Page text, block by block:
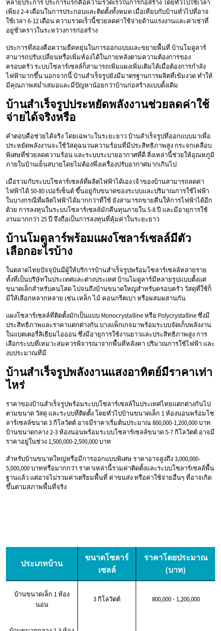
หลายประการ ประการแรกคือความรวดเร็วในการก่อสร้าง โดยทั่วไปใช้เวลา
เพียง 2-4 เดือนในการประกอบและติดตั้งทั้งหมด เมื่อเทียบกับบ้านทั่วไปที่อาจ
ใช้เวลา 6-12 เดือน ความรวดเร็วนี้ช่วยลดค่าใช้จ่ายด้านแรงงานและค่าเช่าที่
อยู่ชั่วคราวในระหว่างการก่อสร้าง
ประการที่สองคือความยืดหยุ่นในการออกแบบและขยายพื้นที่ บ้านโมดูลาร์
สามารถปรับเปลี่ยนหรือเพิ่มห้องได้ในภายหลังตามความต้องการของ
ครอบครัว ระบบโซลาร์เซลล์ก็สามารถเพิ่มแผงเพิ่มเติมได้เมื่อต้องการกำลัง
ไฟฟ้ามากขึ้น นอกจากนี้ บ้านสำเร็จรูปยังมีมาตรฐานการผลิตที่เข้มงวด ทำให้
มีคุณภาพสม่ำเสมอและมีปัญหาน้อยกว่าบ้านก่อสร้างแบบดั้งเดิม
บ้านสำเร็จรูปประหยัดพลังงานช่วยลดค่าใช้
จ่ายได้จริงหรือ
คำตอบคือช่วยได้จริง โดยเฉพาะในระยะยาว บ้านสำเร็จรูปที่ออกแบบมาเพื่อ
ประหยัดพลังงานจะใช้วัสดุฉนวนความร้อนที่มีประสิทธิภาพสูง กระจกเคลือบ
พิเศษที่ช่วยลดความร้อน และระบบระบายอากาศที่ดี สิ่งเหล่านี้ช่วยให้อุณหภูมิ
ภายในบ้านเย็นสบายโดยไม่ต้องพึ่งเครื่องปรับอากาศมากเกินไป
เมื่อรวมกับระบบโซลาร์เซลล์ที่ผลิตไฟฟ้าได้เอง เจ้าของบ้านสามารถลดค่า
ไฟฟ้าได้ 50-80 เปอร์เซ็นต์ ขึ้นอยู่กับขนาดของระบบและปริมาณการใช้ไฟฟ้า
ในบางกรณีที่ผลิตไฟฟ้าได้มากกว่าที่ใช้ ยังสามารถขายคืนให้การไฟฟ้าได้อีก
ด้วย การลงทุนในระบบโซลาร์เซลล์มักคืนทุนภายใน 5-8 ปี และมีอายุการใช้
งานมากกว่า 25 ปี จึงถือเป็นการลงทุนที่คุ้มค่าในระยะยาว
บ้านโมดูลาร์พร้อมแผงโซลาร์เซลล์มีตัว
เลือกอะไรบ้าง
ในตลาดไทยปัจจุบันมีผู้ให้บริการบ้านสำเร็จรูปพร้อมโซลาร์เซลล์หลายราย
ทั้งที่เป็นบริษัทในประเทศและต่างประเทศ บ้านโมดูลาร์มีหลายรูปแบบตั้งแต่
ขนาดเล็กสำหรับคนโสด ไปจนถึงบ้านขนาดใหญ่สำหรับครอบครัว วัสดุที่ใช้ก็
มีให้เลือกหลากหลาย เช่น เหล็ก ไม้ คอนกรีตเบา หรือผสมผสานกัน
แผงโซลาร์เซลล์ที่ติดตั้งมักเป็นแบบ Monocrystalline หรือ Polycrystalline ซึ่งมี
ประสิทธิภาพและราคาแตกต่างกัน บางแพ็กเกจมาพร้อมระบบจัดเก็บพลังงาน
ในแบตเตอรี่ลิเธียมไอออน ซึ่งมีอายุการใช้งานยาวและประสิทธิภาพสูง การ
เลือกระบบที่เหมาะสมควรพิจารณาจากพื้นที่หลังคา ปริมาณการใช้ไฟฟ้า และ
งบประมาณที่มี
บ้านสำเร็จรูปพลังงานแสงอาทิตย์มีราคาเท่า
ไหร่
ราคาของบ้านสำเร็จรูปพร้อมระบบโซลาร์เซลล์ในประเทศไทยแตกต่างกันไป
ตามขนาด วัสดุ และระบบที่ติดตั้ง โดยทั่วไปบ้านขนาดเล็ก 1 ห้องนอนพร้อมโซ
ลาร์เซลล์ขนาด 3 กิโลวัตต์ อาจมีราคาเริ่มต้นประมาณ 800,000-1,200,000 บาท
บ้านขนาดกลาง 2-3 ห้องนอนพร้อมระบบโซลาร์เซลล์ขนาด 5-7 กิโลวัตต์ อาจมี
ราคาอยู่ในช่วง 1,500,000-2,500,000 บาท
สำหรับบ้านขนาดใหญ่หรือมีการออกแบบพิเศษ ราคาอาจสูงถึง 3,000,000-
5,000,000 บาทหรือมากกว่า ราคาเหล่านี้รวมค่าติดตั้งและระบบโซลาร์เซลล์พื้น
ฐานแล้ว แต่อาจไม่รวมค่าเตรียมพื้นที่ ค่าขนส่ง หรือค่าใช้จ่ายอื่นๆ ที่อาจเกิด
ขึ้นตามสภาพพื้นที่จริง
ประเภทบ้าน
ขนาดโซลาร์
เซลล์
ราคาโดยประมาณ
(บาท)
บ้านขนาดเล็ก 1 ห้อง
นอน
3 กิโลวัตต์ 800,000 - 1,200,000